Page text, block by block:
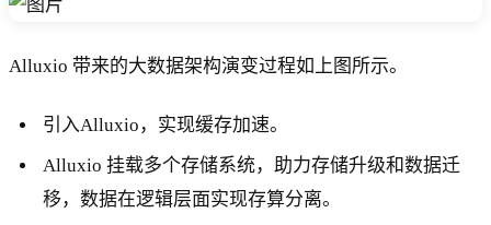
Alluxio 带来的大数据架构演变过程如上图所示。
引入Alluxio，实现缓存加速。
Alluxio 挂载多个存储系统，助力存储升级和数据迁
移，数据在逻辑层面实现存算分离。